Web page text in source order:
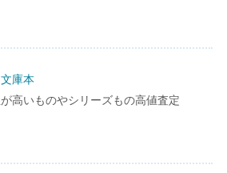
庫本
高いものやシリーズもの高値査定